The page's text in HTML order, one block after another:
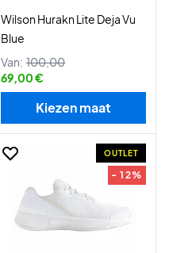
Wilson Hurakn Lite Deja Vu
Blue
Van: 100,00
69,00 €
Kiezen maat
OUTLET
- 12%